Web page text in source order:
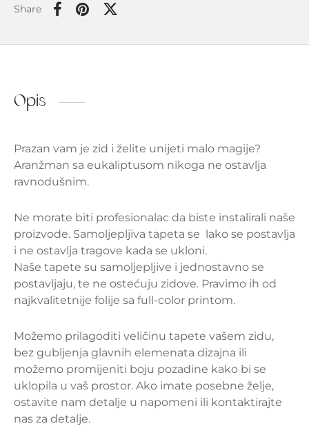
Share
Opis
Prazan vam je zid i želite unijeti malo magije?
Aranžman sa eukaliptusom nikoga ne ostavlja
ravnodušnim.
Ne morate biti profesionalac da biste instalirali naše
proizvode. Samoljepljiva tapeta se lako se postavlja
i ne ostavlja tragove kada se ukloni.
Naše tapete su samoljepljive i jednostavno se
postavljaju, te ne ostećuju zidove. Pravimo ih od
najkvalitetnije folije sa full-color printom.
Možemo prilagoditi veličinu tapete vašem zidu,
bez gubljenja glavnih elemenata dizajna ili
možemo promijeniti boju pozadine kako bi se
uklopila u vaš prostor. Ako imate posebne želje,
ostavite nam detalje u napomeni ili kontaktirajte
nas za detalje.